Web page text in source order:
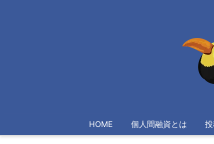
HOME 個人間融資とは